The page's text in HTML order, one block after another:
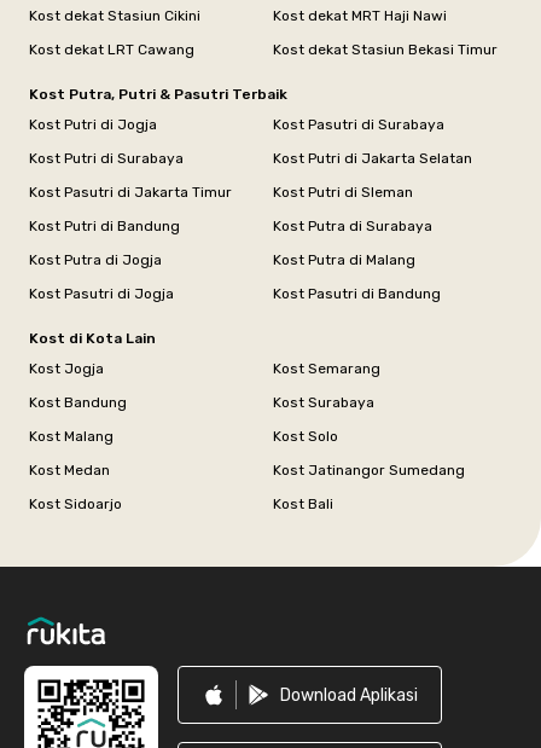
Kost dekat Stasiun Cikini
Kost dekat MRT Haji Nawi
Kost dekat LRT Cawang
Kost dekat Stasiun Bekasi Timur
Kost Putra, Putri & Pasutri Terbaik
Kost Putri di Jogja
Kost Pasutri di Surabaya
Kost Putri di Surabaya
Kost Putri di Jakarta Selatan
Kost Pasutri di Jakarta Timur
Kost Putri di Sleman
Kost Putri di Bandung
Kost Putra di Surabaya
Kost Putra di Jogja
Kost Putra di Malang
Kost Pasutri di Jogja
Kost Pasutri di Bandung
Kost di Kota Lain
Kost Jogja
Kost Semarang
Kost Bandung
Kost Surabaya
Kost Malang
Kost Solo
Kost Medan
Kost Jatinangor Sumedang
Kost Sidoarjo
Kost Bali
Download Aplikasi